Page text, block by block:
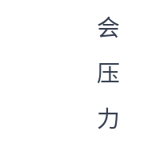
会
压
力